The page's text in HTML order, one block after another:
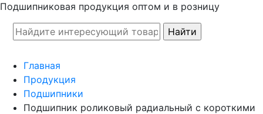
Подшипниковая продукция оптом и в розницу
Главная
Продукция
Подшипники
Подшипник роликовый радиальный с короткими